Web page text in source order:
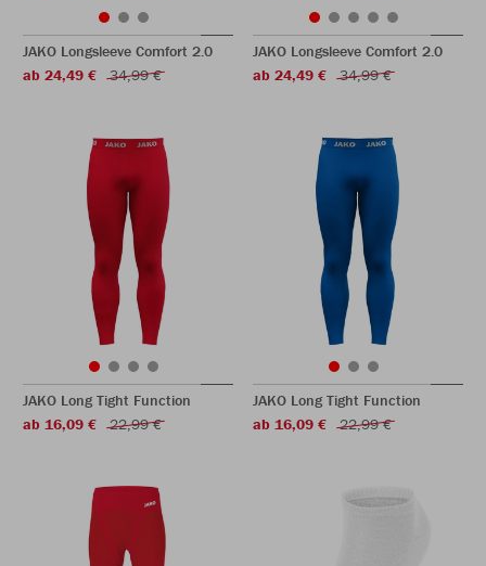
JAKO Longsleeve Comfort 2.0
ab 24,49 €
34,99 €
JAKO Longsleeve Comfort 2.0
ab 24,49 €
34,99 €
JAKO Long Tight Function
ab 16,09 €
22,99 €
JAKO Long Tight Function
ab 16,09 €
22,99 €